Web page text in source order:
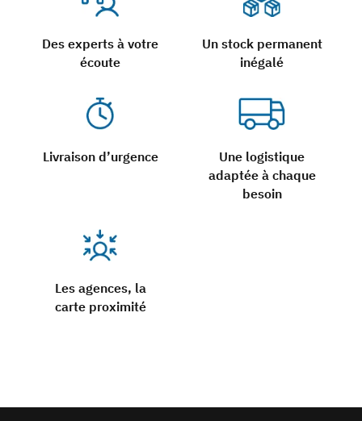
Des experts à votre
écoute
Un stock permanent
inégalé
Livraison d’urgence
Une logistique
adaptée à chaque
besoin
Les agences, la
carte proximité